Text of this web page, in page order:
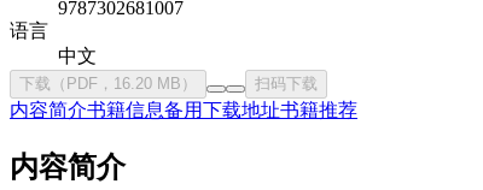
9787302681007
语言
中文
下载（PDF，16.20 MB） 扫码下载
内容简介书籍信息备用下载地址书籍推荐
内容简介